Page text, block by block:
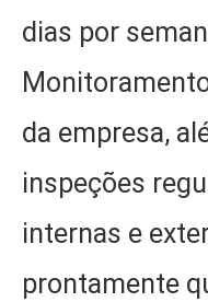
dias por
da empresa,
inspeções
internas e
prontamente